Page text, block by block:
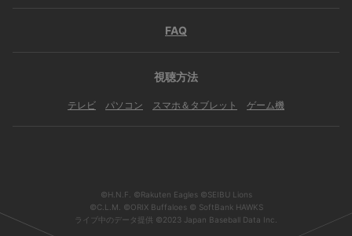
FAQ
視聴方法
テレビ パソコン スマホ＆タブレット ゲーム機
©H.N.F. ©Rakuten Eagles ©SEIBU Lions
©C.L.M. ©ORIX Buffaloes © SoftBank HAWKS
ライブ中のデータ提供 ©2023 Japan Baseball Data Inc.